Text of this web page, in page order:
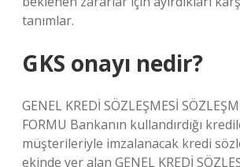
tanımlar.
GKS onayı nedir?
GENEL KREDİ SÖZLEŞMESİ
FORMU Bankanın kullandırdığı
müşterileriyle imzalanacak kredi
ekinde yer alan GENEL KREDİ